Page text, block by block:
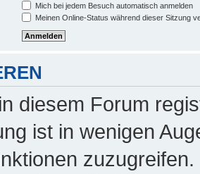
Mich bei jedem Besuch automatisch anmelden
Meinen Online-Status während dieser Sitzung
diesem Forum
ist in wenigen